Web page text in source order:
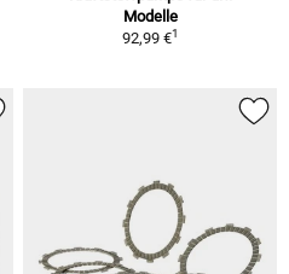
Modelle
92,99 €1